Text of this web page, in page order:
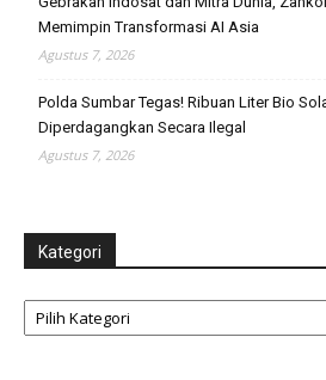
Memimpin Transformasi AI Asia
Agustus 7, 2026
Polda Sumbar Tegas! Ribuan Liter Bio
Diperdagangkan Secara Ilegal
Agustus 7, 2026
Kategori
Kategori